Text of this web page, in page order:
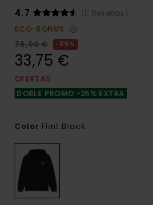
4.7
(11 Reseñas)
ECO-BONUS
75,00 €
55%
33,75 €
OFERTAS
DOBLE PROMO -25% EXTRA
Color Flint Black